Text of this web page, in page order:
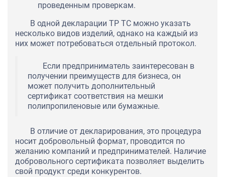
проведенным проверкам.
В одной декларации ТР ТС можно указать
несколько видов изделий, однако на каждый из
них может потребоваться отдельный протокол.
Если предприниматель заинтересован в
получении преимуществ для бизнеса, он
может получить дополнительный
сертификат соответствия на мешки
полипропиленовые или бумажные.
В отличие от декларирования, это процедура
носит добровольный формат, проводится по
желанию компаний и предпринимателей. Наличие
добровольного сертификата позволяет выделить
свой продукт среди конкурентов.